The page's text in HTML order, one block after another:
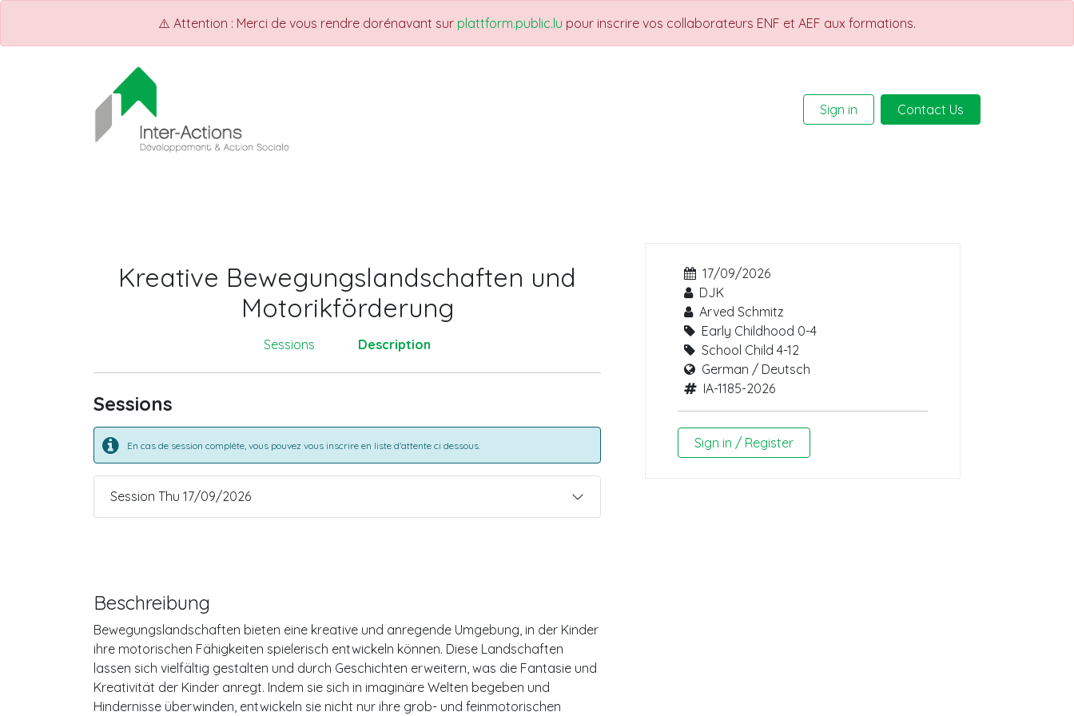
⚠️ Attention : Merci de vous rendre dorénavant sur plattform.public.lu pour inscrire vos collaborateurs ENF et AEF aux formations.
Sign in Contact Us
Kreative Bewegungslandschaften und
Motorikförderung
Sessions Description
Sessions
En cas de session complète, vous pouvez vous inscrire en liste d'attente ci dessous.
Session Thu 17/09/2026
Beschreibung
Bewegungslandschaften bieten eine kreative und anregende Umgebung, in der Kinder
ihre motorischen Fähigkeiten spielerisch entwickeln können. Diese Landschaften
lassen sich vielfältig gestalten und durch Geschichten erweitern, was die Fantasie und
Kreativität der Kinder anregt. Indem sie sich in imaginäre Welten begeben und
Hindernisse überwinden, entwickeln sie nicht nur ihre grob- und feinmotorischen
17/09/2026
DJK
Arved Schmitz
Early Childhood 0-4
School Child 4-12
German / Deutsch
IA-1185-2026
Sign in / Register